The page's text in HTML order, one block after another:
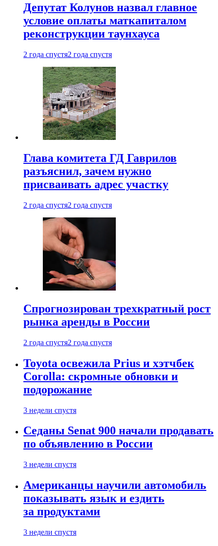
Депутат Колунов назвал главное
условие оплаты маткапиталом
реконструкции таунхауса
2 года спустя2 года спустя
Глава комитета ГД Гаврилов
разъяснил, зачем нужно
присваивать адрес участку
2 года спустя2 года спустя
Спрогнозирован трехкратный рост
рынка аренды в России
2 года спустя2 года спустя
Toyota освежила Prius и хэтчбек
Corolla: скромные обновки и
подорожание
3 недели спустя
Седаны Senat 900 начали продавать
по объявлению в России
3 недели спустя
Американцы научили автомобиль
показывать язык и ездить
за продуктами
3 недели спустя